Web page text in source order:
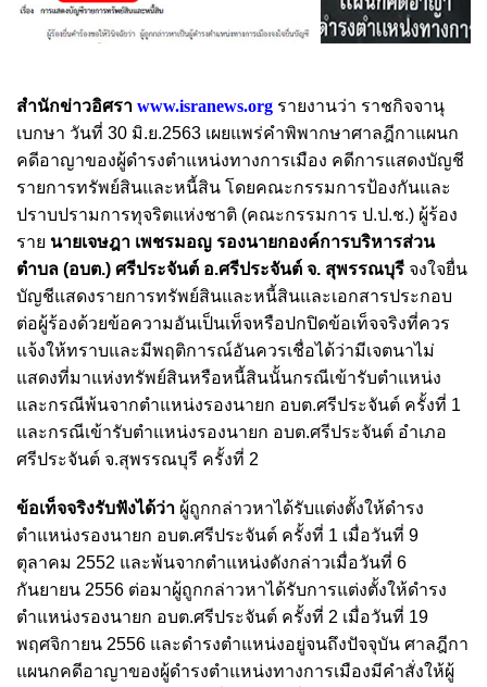
สำนักข่าวอิศรา www.isranews.org รายงานว่า ราชกิจจานุ
เบกษา วันที่ 30 มิ.ย.2563 เผยแพร่คำพิพากษาศาลฎีกาแผนก
คดีอาญาของผู้ดำรงตำแหน่งทางการเมือง คดีการแสดงบัญชี
รายการทรัพย์สินและหนี้สิน โดยคณะกรรมการป้องกันและ
ปราบปรามการทุจริตแห่งชาติ (คณะกรรมการ ป.ป.ช.) ผู้ร้อง
ราย นายเจษฎา เพชรมอญ รองนายกองค์การบริหารส่วน
ตำบล (อบต.) ศรีประจันต์ อ.ศรีประจันต์ จ. สุพรรณบุรี จงใจยื่น
บัญชีแสดงรายการทรัพย์สินและหนี้สินและเอกสารประกอบ
ต่อผู้ร้องด้วยข้อความอันเป็นเท็จหรือปกปิดข้อเท็จจริงที่ควร
แจ้งให้ทราบและมีพฤติการณ์อันควรเชื่อได้ว่ามีเจตนาไม่
แสดงที่มาแห่งทรัพย์สินหรือหนี้สินนั้นกรณีเข้ารับตำแหน่ง
และกรณีพ้นจากตำแหน่งรองนายก อบต.ศรีประจันต์ ครั้งที่ 1
และกรณีเข้ารับตำแหน่งรองนายก อบต.ศรีประจันต์ อำเภอ
ศรีประจันต์ จ.สุพรรณบุรี ครั้งที่ 2
ข้อเท็จจริงรับฟังได้ว่า ผู้ถูกกล่าวหาได้รับแต่งตั้งให้ดำรง
ตำแหน่งรองนายก อบต.ศรีประจันต์ ครั้งที่ 1 เมื่อวันที่ 9
ตุลาคม 2552 และพ้นจากตำแหน่งดังกล่าวเมื่อวันที่ 6
กันยายน 2556 ต่อมาผู้ถูกกล่าวหาได้รับการแต่งตั้งให้ดำรง
ตำแหน่งรองนายก อบต.ศรีประจันต์ ครั้งที่ 2 เมื่อวันที่ 19
พฤศจิกายน 2556 และดำรงตำแหน่งอยู่จนถึงปัจจุบัน ศาลฎีกา
แผนกคดีอาญาของผู้ดำรงตำแหน่งทางการเมืองมีคำสั่งให้ผู้